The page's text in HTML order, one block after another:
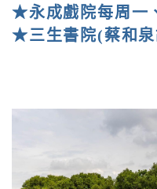
★永成戲院每周一
★三生書院(蔡和